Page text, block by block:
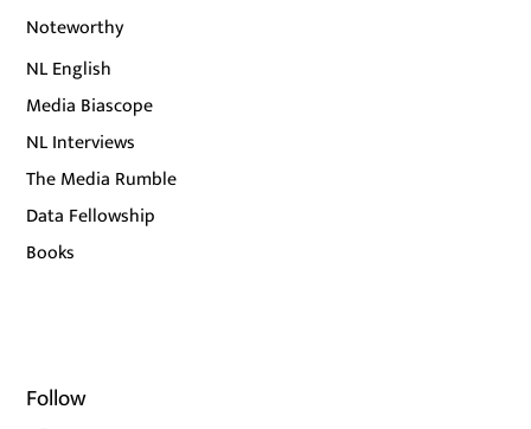
Noteworthy
NL English
Media Biascope
NL Interviews
The Media Rumble
Data Fellowship
Books
Follow